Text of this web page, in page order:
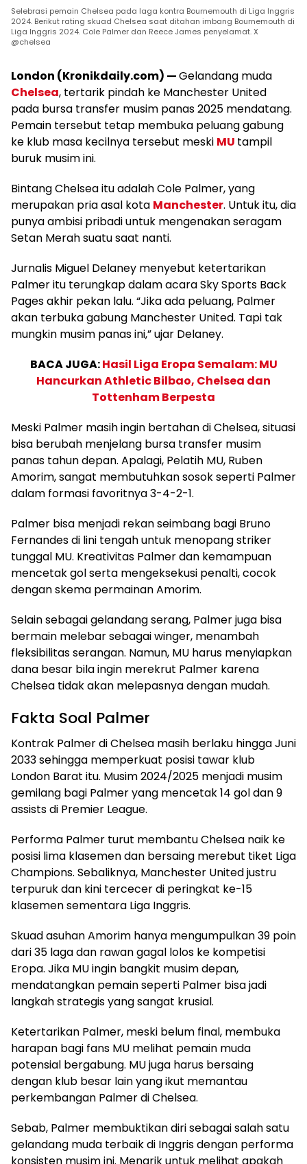
Selebrasi pemain Chelsea pada laga kontra Bournemouth di Liga Inggris
2024. Berikut rating skuad Chelsea saat ditahan imbang Bournemouth di
Liga Inggris 2024. Cole Palmer dan Reece James penyelamat. X
@chelsea
London (Kronikdaily.com) —Gelandang muda
Chelsea, tertarik pindah ke Manchester United
pada bursa transfer musim panas 2025 mendatang.
Pemain tersebut tetap membuka peluang gabung
ke klub masa kecilnya tersebut meski MU tampil
buruk musim ini.
Bintang Chelsea itu adalah Cole Palmer, yang
merupakan pria asal kota Manchester. Untuk itu, dia
punya ambisi pribadi untuk mengenakan seragam
Setan Merah suatu saat nanti.
Jurnalis Miguel Delaney menyebut ketertarikan
Palmer itu terungkap dalam acara Sky Sports Back
Pages akhir pekan lalu. “Jika ada peluang, Palmer
akan terbuka gabung Manchester United. Tapi tak
mungkin musim panas ini,” ujar Delaney.
BACA JUGA:Hasil Liga Eropa Semalam: MU
Hancurkan Athletic Bilbao, Chelsea dan
Tottenham Berpesta
Meski Palmer masih ingin bertahan di Chelsea, situasi
bisa berubah menjelang bursa transfer musim
panas tahun depan. Apalagi, Pelatih MU, Ruben
Amorim, sangat membutuhkan sosok seperti Palmer
dalam formasi favoritnya 3-4-2-1.
Palmer bisa menjadi rekan seimbang bagi Bruno
Fernandes di lini tengah untuk menopang striker
tunggal MU. Kreativitas Palmer dan kemampuan
mencetak gol serta mengeksekusi penalti, cocok
dengan skema permainan Amorim.
Selain sebagai gelandang serang, Palmer juga bisa
bermain melebar sebagai winger, menambah
fleksibilitas serangan. Namun, MU harus menyiapkan
dana besar bila ingin merekrut Palmer karena
Chelsea tidak akan melepasnya dengan mudah.
Fakta Soal Palmer
Kontrak Palmer di Chelsea masih berlaku hingga Juni
2033 sehingga memperkuat posisi tawar klub
London Barat itu. Musim 2024/2025 menjadi musim
gemilang bagi Palmer yang mencetak 14 gol dan 9
assists di Premier League.
Performa Palmer turut membantu Chelsea naik ke
posisi lima klasemen dan bersaing merebut tiket Liga
Champions. Sebaliknya, Manchester United justru
terpuruk dan kini tercecer di peringkat ke-15
klasemen sementara Liga Inggris.
Skuad asuhan Amorim hanya mengumpulkan 39 poin
dari 35 laga dan rawan gagal lolos ke kompetisi
Eropa. Jika MU ingin bangkit musim depan,
mendatangkan pemain seperti Palmer bisa jadi
langkah strategis yang sangat krusial.
Ketertarikan Palmer, meski belum final, membuka
harapan bagi fans MU melihat pemain muda
potensial bergabung. MU juga harus bersaing
dengan klub besar lain yang ikut memantau
perkembangan Palmer di Chelsea.
Sebab, Palmer membuktikan diri sebagai salah satu
gelandang muda terbaik di Inggris dengan performa
konsisten musim ini. Menarik untuk melihat apakah